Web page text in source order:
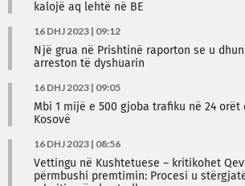
kalojë aq lehtë në BE
16 DHJ 2023 | 09:12
Një grua në Prishtinë raporton se u
arreston të dyshuarin
16 DHJ 2023 | 09:05
Mbi 1 mijë e 500 gjoba trafiku në 24 orët
Kosovë
16 DHJ 2023 | 08:56
Vettingu në Kushtetuese – kritikohet
përmbushi premtimin: Procesi u